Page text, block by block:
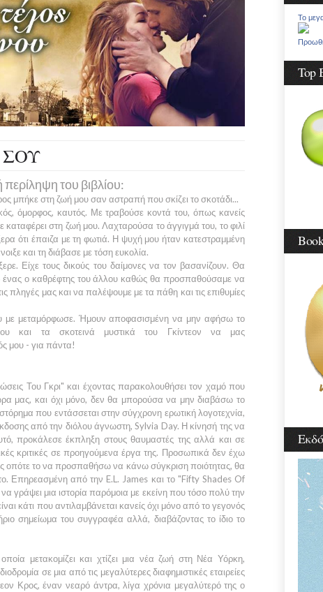
περίληψη του βιβλίου:
μπήκε στη ζωή μου σαν αστραπή που σκίζει το σκοτάδι...
όμορφος, καυτός. Με τραβούσε κοντά του, όπως κανείς
καταφέρει στη ζωή μου. Λαχταρούσα το άγγιγμά του, το φιλί
ότι έπαιζα με τη φωτιά. Η ψυχή μου ήταν κατεστραμμένη
και τη διάβασε με τόση ευκολία.
Είχε τους δικούς του δαίμονες να τον βασανίζουν. Θα
ένας ο καθρέφτης του άλλου καθώς θα προσπαθούσαμε να
πληγές μας και να παλέψουμε με τα πάθη και τις επιθυμίες
με μεταμόρφωσε. Ήμουν αποφασισμένη να μην αφήσω το
και τα σκοτεινά μυστικά του Γκίντεον να μας
μου - για πάντα!
Του Γκρι" και έχοντας παρακολουθήσει τον χαμό που
μας, και όχι μόνο, δεν θα μπορούσα να μην διαβάσω το
που εντάσσεται στην σύγχρονη ερωτική λογοτεχνία,
από την διόλου άγνωστη,Sylvia Day. Η κίνησή της να
προκάλεσε έκπληξη στους θαυμαστές της αλλά και σε
κριτικές σε προηγούμενα έργα της. Προσωπικά δεν έχω
οπότε το να προσπαθήσω να κάνω σύγκριση ποιότητας, θα
Επηρεασμένη από την E.L. James και το "Fifty Shades Of
γράψει μια ιστορία παρόμοια με εκείνη που τόσο πολύ την
κάτι που αντιλαμβάνεται κανείς όχι μόνο από το γεγονός
σημείωμα του συγγραφέα αλλά, διαβάζοντας το ίδιο το
μετακομίζει και χτίζει μια νέα ζωή στη Νέα Υόρκη,
σε μια από τις μεγαλύτερες διαφημιστικές εταιρείες
Κρος, έναν νεαρό άντρα, λίγα χρόνια μεγαλύτερό της ο
Το
Top